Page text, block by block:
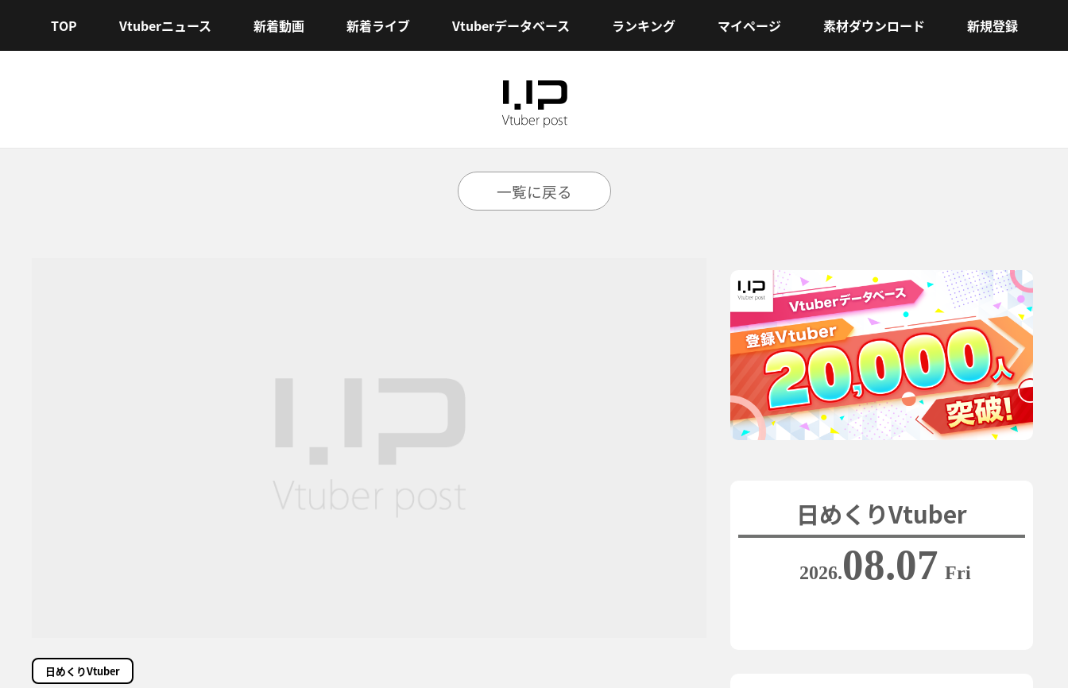
TOP Vtuberニュース 新着動画 新着ライブ Vtuberデータベース ランキング マイページ 素材ダウンロード 新規登録
一覧に戻る
日めくりVtuber
日めくりVtuber
2026.08.07 Fri